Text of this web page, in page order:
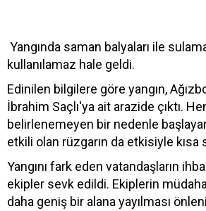
Yangında saman balyaları ile
kullanılamaz hale geldi.
Edinilen bilgilere göre yangın,
İbrahim Saçlı'ya ait arazide çıktı.
belirlenemeyen bir nedenle
etkili olan rüzgarın da etkisiyle kısa
Yangını fark eden vatandaşların
ekipler sevk edildi. Ekiplerin
daha geniş bir alana yayılması